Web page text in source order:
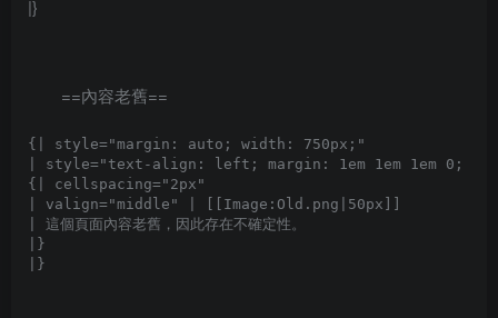
|}
==內容老舊==
{| style="margin: auto; width: 750px;"
| style="text-align: left; margin: 1em 1em 1em 0;
{| cellspacing="2px"
| valign="middle" | [[Image:Old.png|50px]]
| 這個頁面內容老舊，因此存在不確定性。
|}